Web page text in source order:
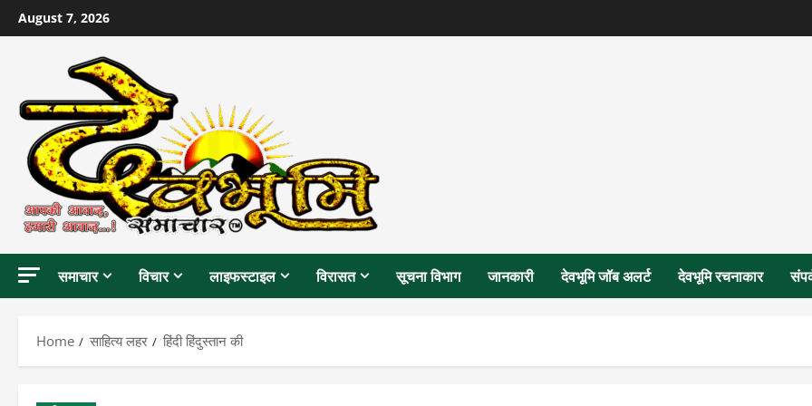
Skip
to
August 7, 2026
समाचार विचार लाइफस्टाइल विरासत सूचना विभाग जानकारी देवभूमि जॉब अलर्ट देवभूमि रचनाकार
Home साहित्य लहर हिंदी हिंदुस्तान की